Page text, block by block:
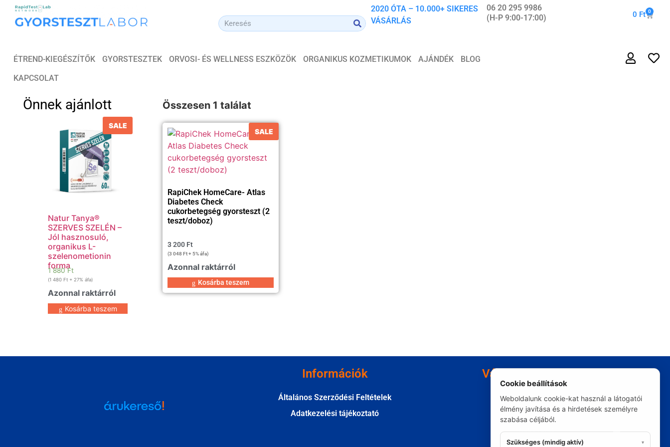
2020 ÓTA – 10.000+ SIKERES
VÁSÁRLÁS
06 20 295 9986
(H-P 9:00-17:00)
0 Ft 0
ÉTREND-KIEGÉSZÍTŐK GYORSTESZTEK ORVOSI- ÉS WELLNESS ESZKÖZÖK ORGANIKUS KOZMETIKUMOK AJÁNDÉK
BLOG
KAPCSOLAT
Önnek ajánlott
SALE
Natur Tanya®
SZERVES SZELÉN –
Jól hasznosuló,
organikus L-
szelenometionin
forma
1 880Ft
(1 480 Ft + 27% áfa)
Azonnal raktárról
Kosárba teszem
Összesen 1 találat
SALE
RapiChek HomeCare- Atlas
Diabetes Check
cukorbetegség gyorsteszt (2
teszt/doboz)
3 200 Ft
(3 048 Ft+ 5% áfa)
Azonnal raktárról
Kosárba teszem
Információk
Általános Szerződési Feltételek
Adatkezelési tájékoztató
Vásárlási tudnivalók
Fizetés
Szállítás
Kapcsolat
Cookie beállítások
Weboldalunk cookie-kat használ a látogatói
élmény javítása és a hirdetések személyre
szabása céljából.
Szükséges (mindig aktív) ▾